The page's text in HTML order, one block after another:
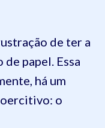
de ter a
papel. Essa
há um
o